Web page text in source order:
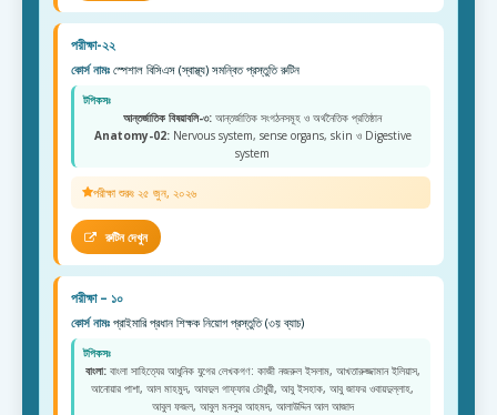
পরীক্ষা-২২
কোর্স নামঃ স্পেশাল বিসিএস (স্বাস্থ্য) সমন্বিত প্রস্তুতি রুটিন
টপিকসঃ
আন্তর্জাতিক বিষয়াবলি-৩: আন্তর্জাতিক সংগঠনসমূহ ও অর্থনৈতিক প্রতিষ্ঠান
Anatomy-02:Nervous system, sense organs, skin ও Digestive
system
পরীক্ষা শুরুঃ ২৫ জুন, ২০২৬
রুটিন দেখুন
পরীক্ষা – ১০
কোর্স নামঃ প্রাইমারি প্রধান শিক্ষক নিয়োগ প্রস্তুতি (৩য় ব্যাচ)
টপিকসঃ
বাংলা:বাংলা সাহিত্যের আধুনিক যুগের লেখকগণ: কাজী নজরুল ইসলাম, আখতারুজ্জামান ইলিয়াস,
আনোয়ার পাশা, আল মাহমুদ, আবদুল গাফ্ফার চৌধুরী, আবু ইসহাক, আবু জাফর ওবায়দুল্লাহ,
আবুল ফজল, আবুল মনসুর আহমদ, আলাউদ্দিন আল আজাদ